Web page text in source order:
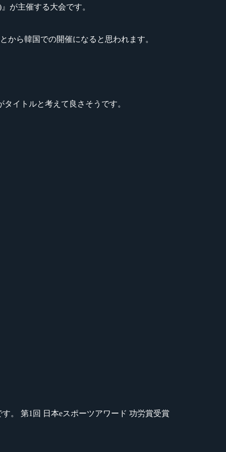
』が主催する大会です。
から韓国での開催になると思われます。
イトルと考えて良さそうです。
。 第1回 日本eスポーツアワード 功労賞受賞